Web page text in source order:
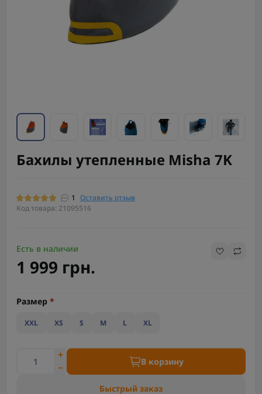
Бахилы утепленные Misha 7K
1 Оставить отзыв
Код товара: 21095516
Есть в наличии
1 999 грн.
Размер *
XXL XS S M L XL
В корзину
Быстрый заказ